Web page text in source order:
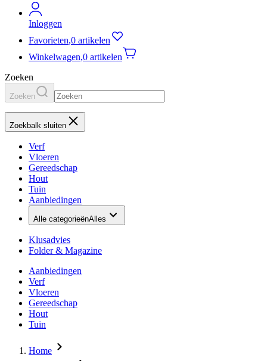
Inloggen
Favorieten,0 artikelen
Winkelwagen,0 artikelen
Zoeken
Zoeken
Zoekbalk sluiten
Verf
Vloeren
Gereedschap
Hout
Tuin
Aanbiedingen
Alle categorieënAlles
Klusadvies
Folder & Magazine
Aanbiedingen
Verf
Vloeren
Gereedschap
Hout
Tuin
Home